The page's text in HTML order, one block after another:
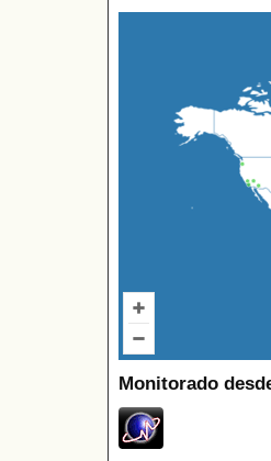
Monitorado